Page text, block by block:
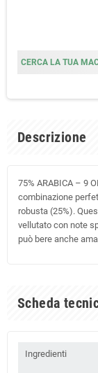
CERCA LA TUA
Descrizione
75% ARABICA – 9
combinazione
robusta (25%).
vellutato con note
può bere anche
Scheda
Ingredienti